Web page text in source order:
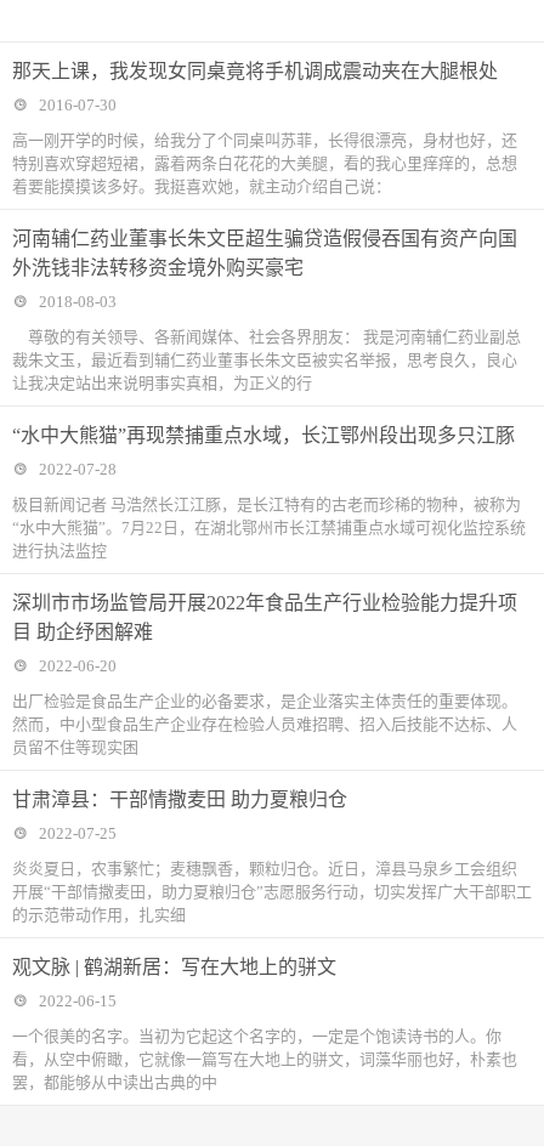
那天上课，我发现女同桌竟将手机调成震动夹在大腿根处
2016-07-30
高一刚开学的时候，给我分了个同桌叫苏菲，长得很漂亮，身材也好，还
特别喜欢穿超短裙，露着两条白花花的大美腿，看的我心里痒痒的，总想
着要能摸摸该多好。我挺喜欢她，就主动介绍自己说：
河南辅仁药业董事长朱文臣超生骗贷造假侵吞国有资产向国
外洗钱非法转移资金境外购买豪宅
2018-08-03
尊敬的有关领导、各新闻媒体、社会各界朋友： 我是河南辅仁药业副总
裁朱文玉，最近看到辅仁药业董事长朱文臣被实名举报，思考良久，良心
让我决定站出来说明事实真相，为正义的行
“水中大熊猫”再现禁捕重点水域，长江鄂州段出现多只江豚
2022-07-28
极目新闻记者 马浩然长江江豚，是长江特有的古老而珍稀的物种，被称为
“水中大熊猫”。7月22日，在湖北鄂州市长江禁捕重点水域可视化监控系统
进行执法监控
深圳市市场监管局开展2022年食品生产行业检验能力提升项
目 助企纾困解难
2022-06-20
出厂检验是食品生产企业的必备要求，是企业落实主体责任的重要体现。
然而，中小型食品生产企业存在检验人员难招聘、招入后技能不达标、人
员留不住等现实困
甘肃漳县：干部情撒麦田 助力夏粮归仓
2022-07-25
炎炎夏日，农事繁忙；麦穗飘香，颗粒归仓。近日，漳县马泉乡工会组织
开展“干部情撒麦田，助力夏粮归仓”志愿服务行动，切实发挥广大干部职工
的示范带动作用，扎实细
观文脉 | 鹤湖新居：写在大地上的骈文
2022-06-15
一个很美的名字。当初为它起这个名字的，一定是个饱读诗书的人。你
看，从空中俯瞰，它就像一篇写在大地上的骈文，词藻华丽也好，朴素也
罢，都能够从中读出古典的中